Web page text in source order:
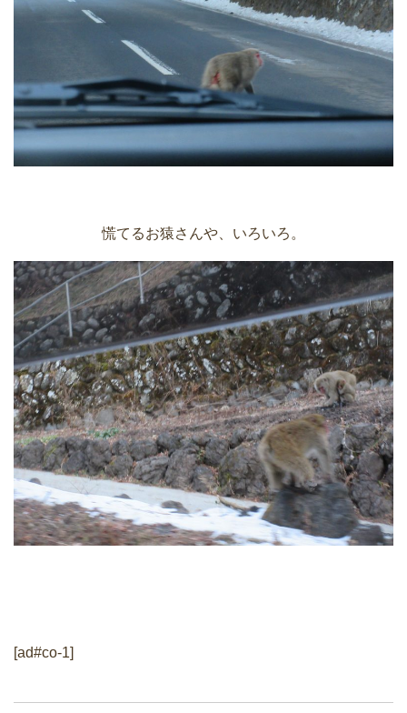
慌てるお猿さんや、いろいろ。
[ad#co-1]